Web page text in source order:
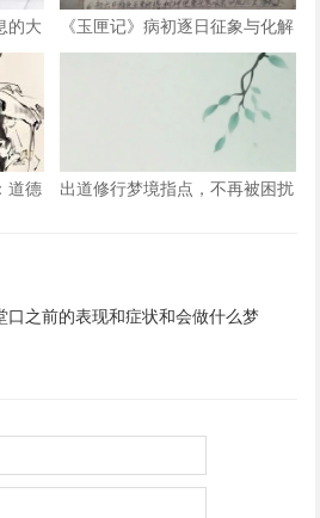
的大
《玉匣记》病初逐日征象与化解
方法整理解读
道德
出道修行梦境指点，不再被困扰
口之前的表现和症状和会做什么梦